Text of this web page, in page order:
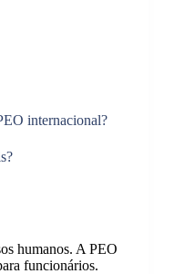
internacional?
humanos. A PEO
funcionários.